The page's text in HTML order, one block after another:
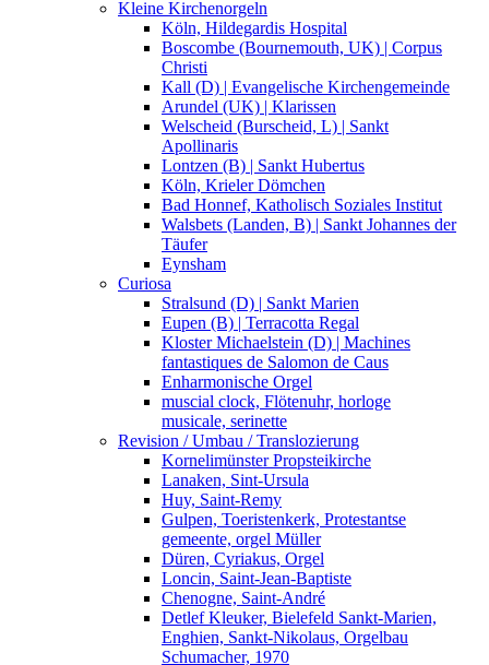
Kleine Kirchenorgeln
Köln, Hildegardis Hospital
Boscombe (Bournemouth, UK) | Corpus
Christi
Kall (D) | Evangelische Kirchengemeinde
Arundel (UK) | Klarissen
Welscheid (Burscheid, L) | Sankt
Apollinaris
Lontzen (B) | Sankt Hubertus
Köln, Krieler Dömchen
Bad Honnef, Katholisch Soziales Institut
Walsbets (Landen, B) | Sankt Johannes der
Täufer
Eynsham
Curiosa
Stralsund (D) | Sankt Marien
Eupen (B) | Terracotta Regal
Kloster Michaelstein (D) | Machines
fantastiques de Salomon de Caus
Enharmonische Orgel
muscial clock, Flötenuhr, horloge
musicale, serinette
Revision / Umbau / Translozierung
Kornelimünster Propsteikirche
Lanaken, Sint-Ursula
Huy, Saint-Remy
Gulpen, Toeristenkerk, Protestantse
gemeente, orgel Müller
Düren, Cyriakus, Orgel
Loncin, Saint-Jean-Baptiste
Chenogne, Saint-André
Detlef Kleuker, Bielefeld Sankt-Marien,
Enghien, Sankt-Nikolaus, Orgelbau
Schumacher, 1970